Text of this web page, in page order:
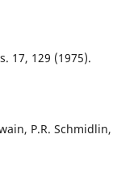
17, 129 (1975).
P.R. Schmidlin,